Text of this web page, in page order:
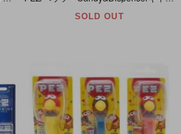
SOLD OUT